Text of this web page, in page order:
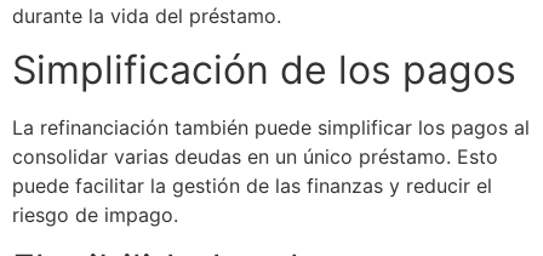
durante la vida del préstamo.
Simplificación de los pagos
La refinanciación también puede simplificar los pagos al
consolidar varias deudas en un único préstamo. Esto
puede facilitar la gestión de las finanzas y reducir el
riesgo de impago.